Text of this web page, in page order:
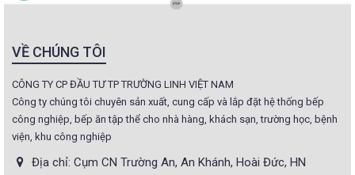
VỀ CHÚNG TÔI
CÔNG TY CP ĐẦU TƯ TP TRƯỜNG LINH VIỆT NAM
Công ty chúng tôi chuyên sản xuất, cung cấp và lắp đặt hệ thống bếp
công nghiệp, bếp ăn tập thể cho nhà hàng, khách sạn, trường học, bệnh
viện, khu công nghiệp
Địa chỉ: Cụm CN Trường An, An Khánh, Hoài Đức, HN